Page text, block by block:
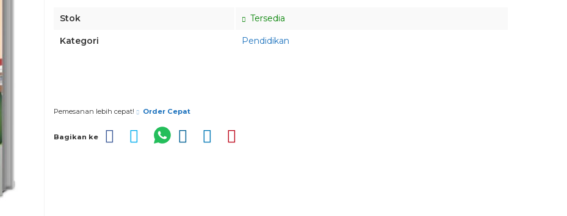
Stok Tersedia
Kategori Pendidikan
Pemesanan lebih cepat! Order Cepat
Bagikan ke